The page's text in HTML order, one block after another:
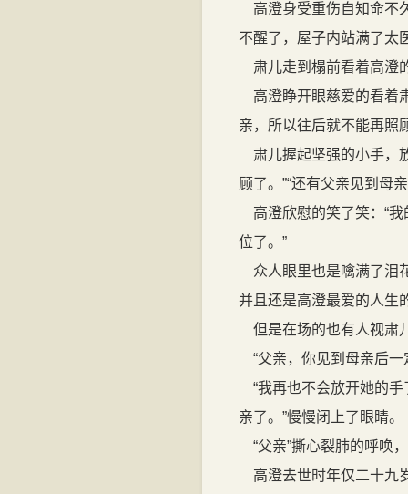
高澄身受重伤自知命不
不醒了，屋子内站满了太
肃儿走到榻前看着高澄
高澄睁开眼慈爱的看着
亲，所以往后就不能再照
肃儿握起坚强的小手，
顾了。”“还有父亲见到母
高澄欣慰的笑了笑：“
位了。”
众人眼里也是噙满了泪
并且还是高澄最爱的人生
但是在场的也有人视肃
“父亲，你见到母亲后一
“我再也不会放开她的手
亲了。”慢慢闭上了眼睛。
“父亲”撕心裂肺的呼唤
高澄去世时年仅二十九